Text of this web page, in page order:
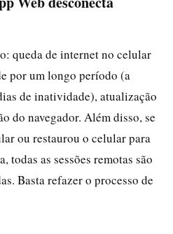
queda de internet no celular
por um longo período (a
de inatividade), atualização
do navegador. Além disso, se
ou restaurou o celular para
todas as sessões remotas são
Basta refazer o processo de